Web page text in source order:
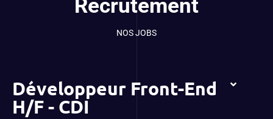
Recrutement
NOS JOBS
Développeur Front-End
H/F - CDI